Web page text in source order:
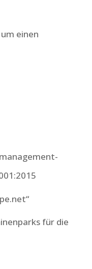
einen
für die